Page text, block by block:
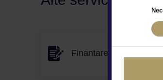
Finantare flexibila